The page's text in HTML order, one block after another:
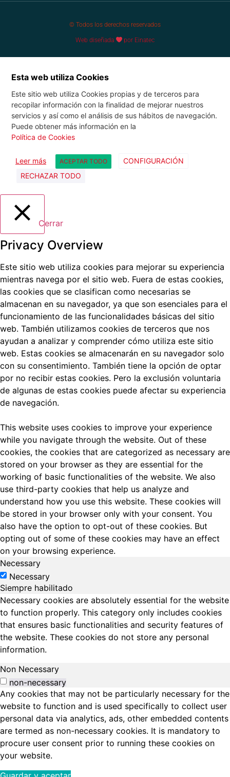
© Todos los derechos reservados
Web diseñada por Einatec
Esta web utiliza Cookies
Este sitio web utiliza Cookies propias y de terceros para
recopilar información con la finalidad de mejorar nuestros
servicios y así como el análisis de sus hábitos de navegación.
Puede obtener más información en la
Política de Cookies
Leer más ACEPTAR TODO
CONFIGURACIÓN
RECHAZAR TODO
Cerrar
Privacy Overview
Este sitio web utiliza cookies para mejorar su experiencia
mientras navega por el sitio web. Fuera de estas cookies,
las cookies que se clasifican como necesarias se
almacenan en su navegador, ya que son esenciales para el
funcionamiento de las funcionalidades básicas del sitio
web. También utilizamos cookies de terceros que nos
ayudan a analizar y comprender cómo utiliza este sitio
web. Estas cookies se almacenarán en su navegador solo
con su consentimiento. También tiene la opción de optar
por no recibir estas cookies. Pero la exclusión voluntaria
de algunas de estas cookies puede afectar su experiencia
de navegación.
This website uses cookies to improve your experience
while you navigate through the website. Out of these
cookies, the cookies that are categorized as necessary are
stored on your browser as they are essential for the
working of basic functionalities of the website. We also
use third-party cookies that help us analyze and
understand how you use this website. These cookies will
be stored in your browser only with your consent. You
also have the option to opt-out of these cookies. But
opting out of some of these cookies may have an effect
on your browsing experience.
Necessary
Necessary
Siempre habilitado
Necessary cookies are absolutely essential for the website
to function properly. This category only includes cookies
that ensures basic functionalities and security features of
the website. These cookies do not store any personal
information.
Non Necessary
non-necessary
Any cookies that may not be particularly necessary for the
website to function and is used specifically to collect user
personal data via analytics, ads, other embedded contents
are termed as non-necessary cookies. It is mandatory to
procure user consent prior to running these cookies on
your website.